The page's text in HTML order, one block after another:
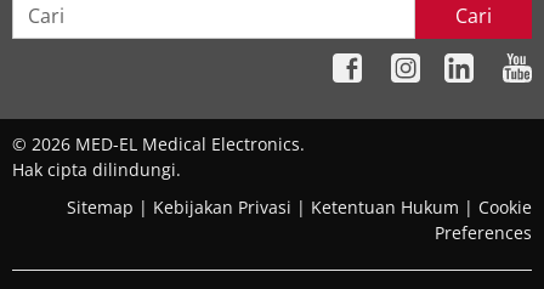
Cari
© 2026 MED-EL Medical Electronics.
Hak cipta dilindungi.
Sitemap | Kebijakan Privasi | Ketentuan Hukum | Cookie
Preferences